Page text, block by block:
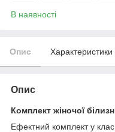
В наявності
Опис Характеристики
Опис
Комплект жіночої
Ефектний комплект у